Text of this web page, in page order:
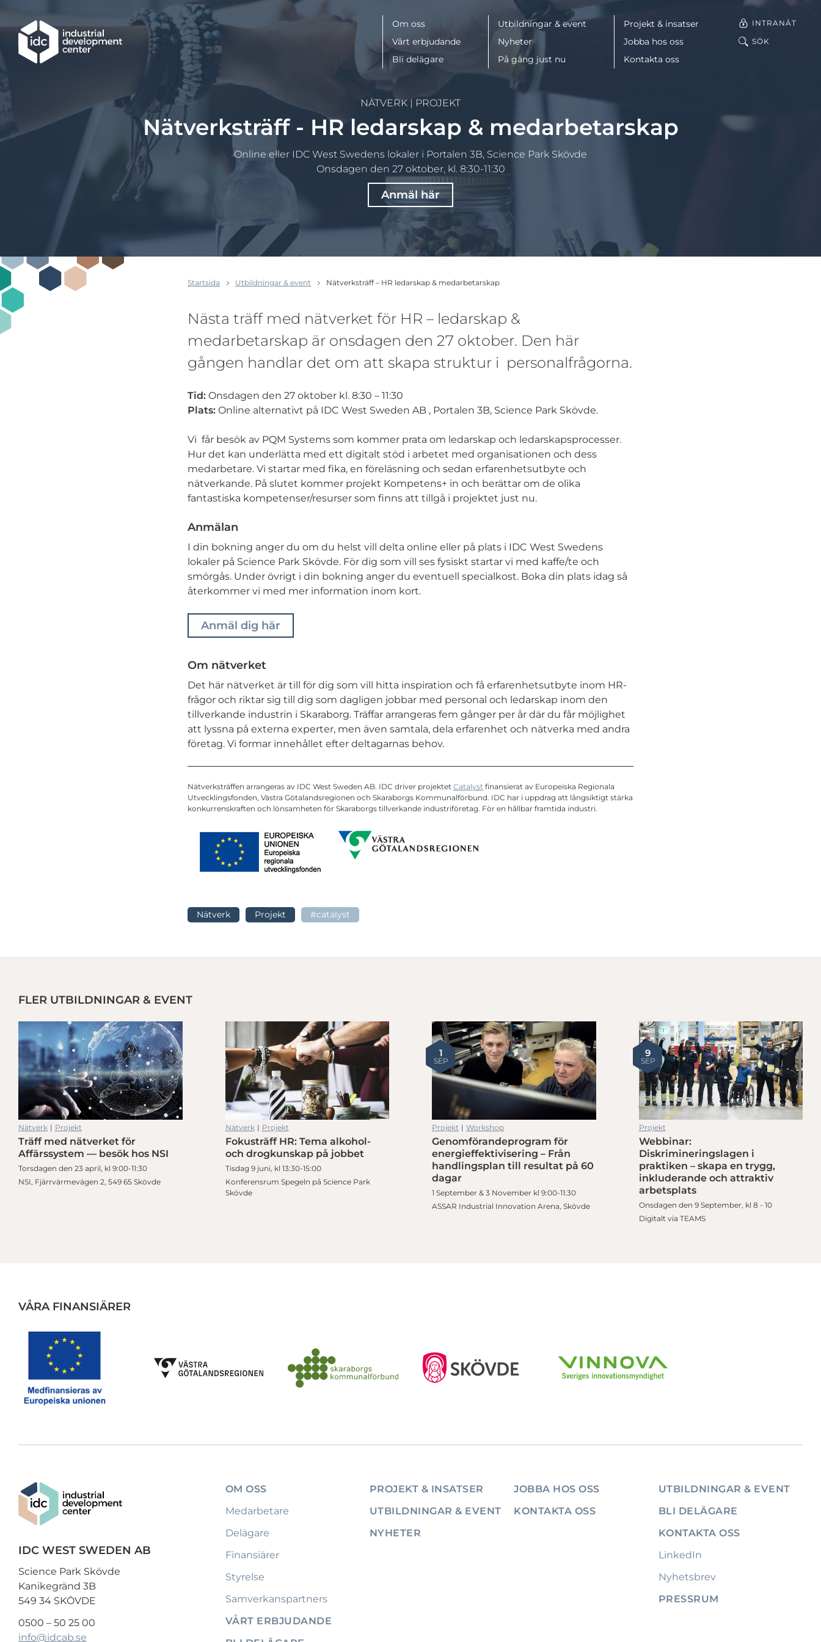
Meny
Om oss
Vårt erbjudande
Bli delägare
Utbildningar & event
Nyheter
På gång just nu
Projekt & insatser
Jobba hos oss
Kontakta oss
INTRANÄT
SÖK
NÄTVERK | PROJEKT
Nätverksträff - HR ledarskap & medarbetarskap
Online eller IDC West Swedens lokaler i Portalen 3B, Science Park Skövde
Onsdagen den 27 oktober, kl. 8:30-11:30
Anmäl här
Startsida Utbildningar & event Nätverksträff – HR ledarskap & medarbetarskap
Nästa träff med nätverket för HR – ledarskap &
medarbetarskap är onsdagen den 27 oktober. Den här
gången handlar det om att skapa struktur i personalfrågorna.
Tid: Onsdagen den 27 oktober kl. 8:30 – 11:30
Plats: Online alternativt på IDC West Sweden AB , Portalen 3B, Science Park Skövde.
Vi får besök av PQM Systems som kommer prata om ledarskap och ledarskapsprocesser.
Hur det kan underlätta med ett digitalt stöd i arbetet med organisationen och dess
medarbetare. Vi startar med fika, en föreläsning och sedan erfarenhetsutbyte och
nätverkande. På slutet kommer projekt Kompetens+ in och berättar om de olika
fantastiska kompetenser/resurser som finns att tillgå i projektet just nu.
Anmälan
I din bokning anger du om du helst vill delta online eller på plats i IDC West Swedens
lokaler på Science Park Skövde. För dig som vill ses fysiskt startar vi med kaffe/te och
smörgås. Under övrigt i din bokning anger du eventuell specialkost. Boka din plats idag så
återkommer vi med mer information inom kort.
Anmäl dig här
Om nätverket
Det här nätverket är till för dig som vill hitta inspiration och få erfarenhetsutbyte inom HR-
frågor och riktar sig till dig som dagligen jobbar med personal och ledarskap inom den
tillverkande industrin i Skaraborg. Träffar arrangeras fem gånger per år där du får möjlighet
att lyssna på externa experter, men även samtala, dela erfarenhet och nätverka med andra
företag. Vi formar innehållet efter deltagarnas behov.
Nätverksträffen arrangeras av IDC West Sweden AB. IDC driver projektet Catalyst finansierat av Europeiska Regionala
Utvecklingsfonden, Västra Götalandsregionen och Skaraborgs Kommunalförbund. IDC har i uppdrag att långsiktigt stärka
konkurrenskraften och lönsamheten för Skaraborgs tillverkande industriföretag. För en hållbar framtida industri.
Nätverk Projekt #catalyst
Facebook
FLER UTBILDNINGAR & EVENT
Nätverk | Projekt
Träff med nätverket för
Affärssystem — besök hos NSI
Torsdagen den 23 april, kl 9:00-11:30
NSI, Fjärrvärmevägen 2, 549 65 Skövde
Nätverk| Projekt
Fokusträff HR: Tema alkohol-
och drogkunskap på jobbet
Tisdag 9 juni, kl 13:30-15:00
Konferensrum Spegeln på Science Park
Skövde
1
SEP
handlingsplan till resultat på 60 dagar
Projekt | Workshop
handlingsplan till resultat på 60 dagar
Genomförandeprogram för
energieffektivisering – Från
handlingsplan till resultat på 60
dagar
1 September & 3 November kl 9:00-11:30
ASSAR Industrial Innovation Arena, Skövde
9
SEP
Webbinar: Diskrimineringslagen i praktiken – skapa en trygg, inkluderande och attraktiv arbetsplats
Projekt
Webbinar: Diskrimineringslagen i praktiken – skapa en trygg, inkluderande och attraktiv arbetsplats
Webbinar:
Diskrimineringslagen i
praktiken – skapa en trygg,
inkluderande och attraktiv
arbetsplats
Onsdagen den 9 September, kl 8 - 10
Digitalt via TEAMS
VÅRA FINANSIÄRER
IDC WEST SWEDEN AB
Science Park Skövde
Kanikegränd 3B
549 34 SKÖVDE
0500 – 50 25 00
info@idcab.se
OM OSS
Medarbetare
Delägare
Finansiärer
Styrelse
Samverkanspartners
VÅRT ERBJUDANDE
PROJEKT & INSATSER
UTBILDNINGAR & EVENT
NYHETER
JOBBA HOS OSS
KONTAKTA OSS
UTBILDNINGAR & EVENT
BLI DELÄGARE
KONTAKTA OSS
LinkedIn
Nyhetsbrev
PRESSRUM